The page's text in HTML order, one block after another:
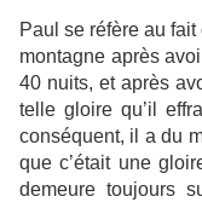
Paul se réfère au
montagne après
40 nuits, et après
telle gloire qu’il
conséquent, il a du
que c’était une
demeure toujours